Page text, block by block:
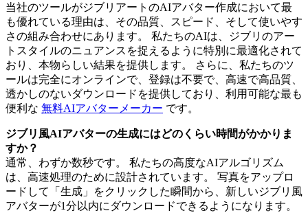
当社のツールがジブリアートのAIアバター作成において最
も優れている理由は、その品質、スピード、そして使いやす
さの組み合わせにあります。 私たちのAIは、ジブリのアー
トスタイルのニュアンスを捉えるように特別に最適化されて
おり、本物らしい結果を提供します。 さらに、私たちのツ
ールは完全にオンラインで、登録は不要で、高速で高品質、
透かしのないダウンロードを提供しており、利用可能な最も
便利な 無料AIアバターメーカー です。
ジブリ風AIアバターの生成にはどのくらい時間がかかりま
すか？
通常、わずか数秒です。 私たちの高度なAIアルゴリズム
は、高速処理のために設計されています。 写真をアップロ
ードして「生成」をクリックした瞬間から、新しいジブリ風
アバターが1分以内にダウンロードできるようになります。